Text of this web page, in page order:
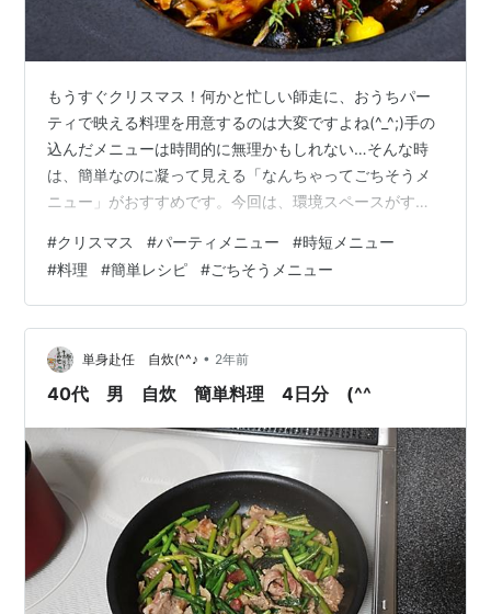
もうすぐクリスマス！何かと忙しい師走に、おうちパー
ティで映える料理を用意するのは大変ですよね(^_^;)手の
込んだメニューは時間的に無理かもしれない…そんな時
は、簡単なのに凝って見える「なんちゃってごちそうメ
ニュー」がおすすめです。今回は、環境スペースがすぐ
け！冷凍野菜で簡単「リースサラダ」 サーモンのお刺身
をメイン食材に、ブロッコリーやアボカドなどは冷凍食
品を活用しました。 【材料】サーモンのお刺身アボカド
（カット冷凍）ブロッコリー（カット冷凍）ベビーリー
フミニトマトドレッシング（お好み） 【作り方】①冷凍
のアボカドとブロッコリーは自然解凍…
#クリスマス #パーティメニュー #時短メニュー
#料理 #簡単レシピ #ごちそうメニュー
単身赴任 自炊(^^♪ • 2年前
40代 男 自炊 簡単料理 4日分 (^^ゞ